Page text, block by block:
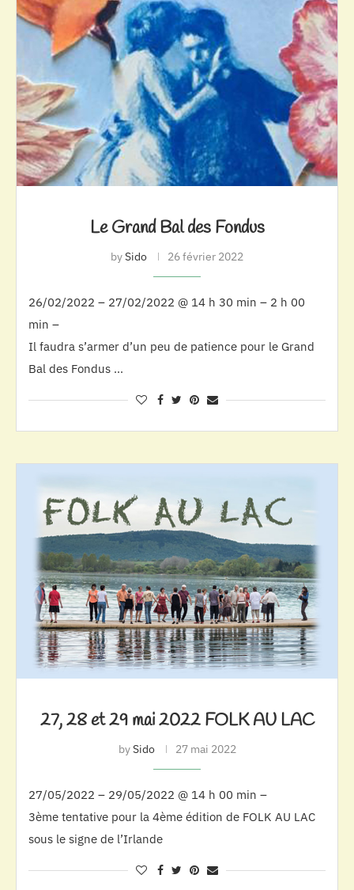
Le Grand Bal des Fondus
bySido 26 février 2022
26/02/2022 – 27/02/2022 @ 14 h 30 min – 2 h 00
min –
Il faudra s’armer d’un peu de patience pour le Grand
Bal des Fondus …
27, 28 et 29 mai 2022 FOLK AU LAC
bySido 27 mai 2022
27/05/2022 – 29/05/2022 @ 14 h 00 min –
3ème tentative pour la 4ème édition de FOLK AU LAC
sous le signe de l’Irlande